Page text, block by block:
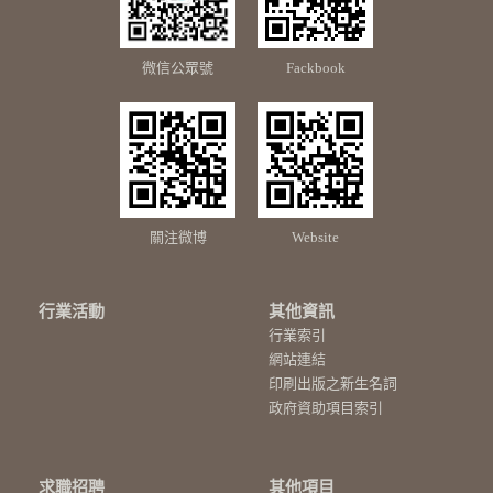
微信公眾號 Fackbook
關注微博 Website
行業活動 其他資訊
行業索引
網站連結
印刷出版之新生名詞
政府資助項目索引
求職招聘 其他項目